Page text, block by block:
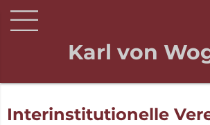
Karl von
Interinstitutionelle